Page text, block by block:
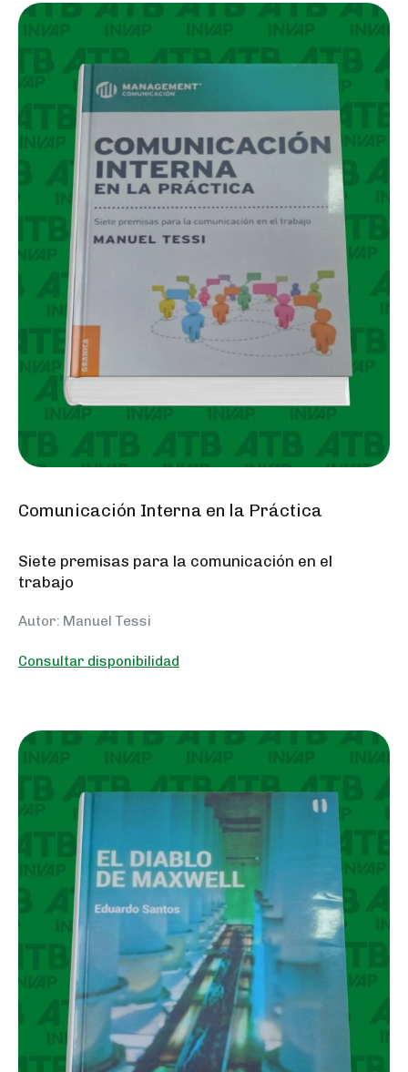
Comunicación Interna en la Práctica
Siete premisas para la comunicación en el
trabajo
Autor: Manuel Tessi
Consultar disponibilidad